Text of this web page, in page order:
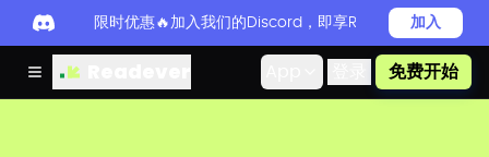
限时优惠🔥加入我们的Discord，即享Readever PRO五折
加入
免费开始